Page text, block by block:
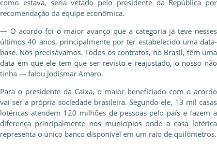
como estava, seria vetado pelo presidente da República por
recomendação da equipe econômica.
— O acordo foi o maior avanço que a categoria já teve nesses
últimos 40 anos, principalmente por ter estabelecido uma data-
base. Nós precisávamos. Todos os contratos, no Brasil, têm uma
data em que ele tem que ser revisto e reajustado, o nosso não
tinha — falou Jodismar Amaro.
Para o presidente da Caixa, o maior beneficiado com o acordo
vai ser a própria sociedade brasileira. Segundo ele, 13 mil casas
lotéricas atendem 120 milhões de pessoas pelo país e fazem a
diferença principalmente nos municípios onde a casa lotérica
representa o único banco disponível em um raio de quilômetros.